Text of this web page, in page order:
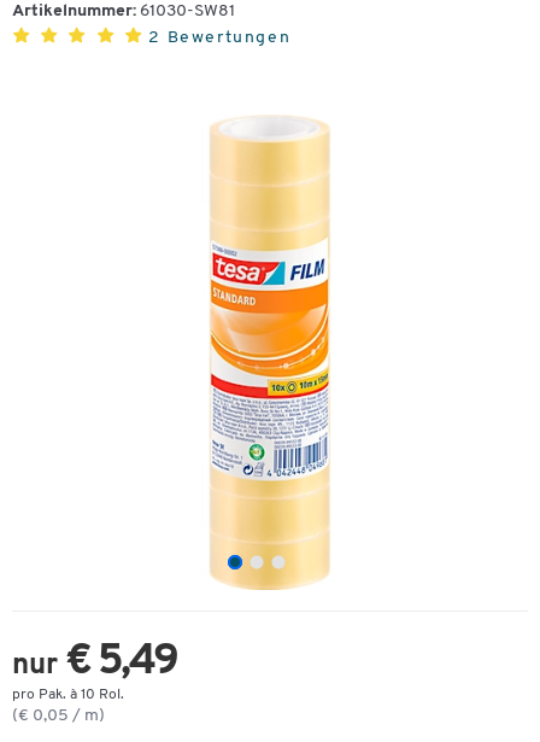
Artikelnummer: 61030-SW81
2 Bewertungen
nur € 5,49
pro Pak. à 10 Rol.
(€ 0,05 / m)